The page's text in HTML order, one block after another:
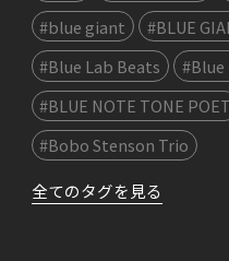
#blue giant
#BLUE
#Blue Lab Beats
#BLUE NOTE TONE POET
#Bobo Stenson Trio
全てのタグを見る